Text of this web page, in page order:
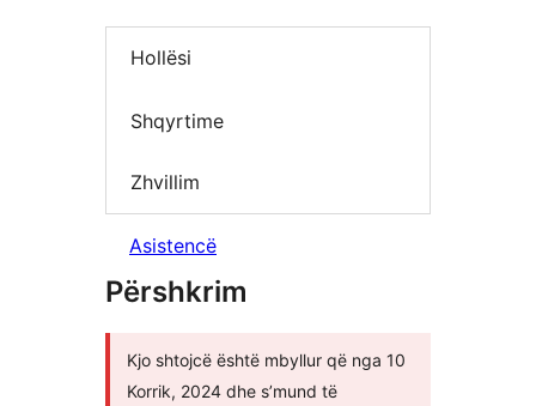
Hollësi
Shqyrtime
Zhvillim
Asistencë
Përshkrim
Kjo shtojcë është mbyllur që nga 10
Korrik, 2024 dhe s’mund të